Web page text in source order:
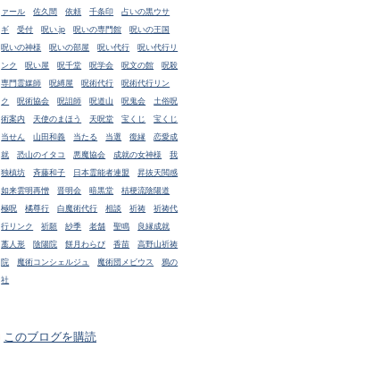
ァール
佐久間 依頼 千条印
占いの黒ウサ
ギ
受付 呪い.jp 呪いの専門館
呪いの王国
呪いの神様
呪いの部屋 呪い代行
呪い代行リ
ンク
呪い屋 呪千堂 呪学会 呪文の館
呪殺
専門霊媒師
呪縛屋 呪術代行
呪術代行リン
ク
呪術協会 呪詛師 呪道山 呪鬼会
土俗呪
術案内
天使のまほう 天呪堂 宝くじ
宝くじ
当せん
山田和義 当たる 当選 復縁
恋愛成
就
恐山のイタコ 悪魔協会 成就の女神様
我
独槙坊
斉藤和子 日本霊能者連盟
昇抜天閲感
如来雲明再憎
晋明会 暗黒堂
桔梗流陰陽道
極呪
橘尊行 白魔術代行 相談 祈祷
祈祷代
行リンク
祈願 紗季 老舗 聖鳴
良縁成就
藁人形
陰陽院 餅月わらび 香苗
高野山祈祷
院
魔術コンシェルジュ 魔術団メビウス
鴉の
社
このブログを購読